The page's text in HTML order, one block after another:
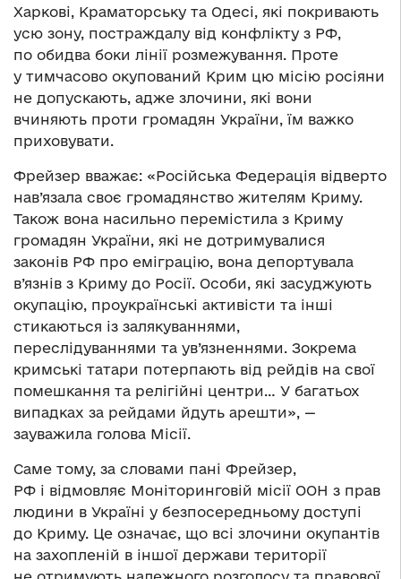
Харкові, Краматорську та Одесі, які покривають
усю зону, постраждалу від конфлікту з РФ,
по обидва боки лінії розмежування. Проте
у тимчасово окупований Крим цю місію росіяни
не допускають, адже злочини, які вони
вчиняють проти громадян України, їм важко
приховувати.
Фрейзер вважає: «Російська Федерація відверто
нав’язала своє громадянство жителям Криму.
Також вона насильно перемістила з Криму
громадян України, які не дотримувалися
законів РФ про еміграцію, вона депортувала
в’язнів з Криму до Росії. Особи, які засуджують
окупацію, проукраїнські активісти та інші
стикаються із залякуваннями,
переслідуваннями та ув’язненнями. Зокрема
кримські татари потерпають від рейдів на свої
помешкання та релігійні центри… У багатьох
випадках за рейдами йдуть арешти», —
зауважила голова Місії.
Саме тому, за словами пані Фрейзер,
РФ і відмовляє Моніторинговій місії ООН з прав
людини в Україні у безпосередньому доступі
до Криму. Це означає, що всі злочини окупантів
на захопленій в іншої держави території